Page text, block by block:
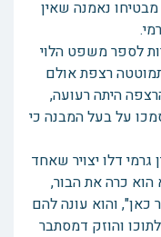
מבטיחו נאמנה שאין
לספר משפט הלוי
רצפת אולם
היתה רעועה,
על בעל המבנה כי
דלו יצויר שאחד
הוא כרה את הבור,
והוא עונה להם
והוזק דמסתבר